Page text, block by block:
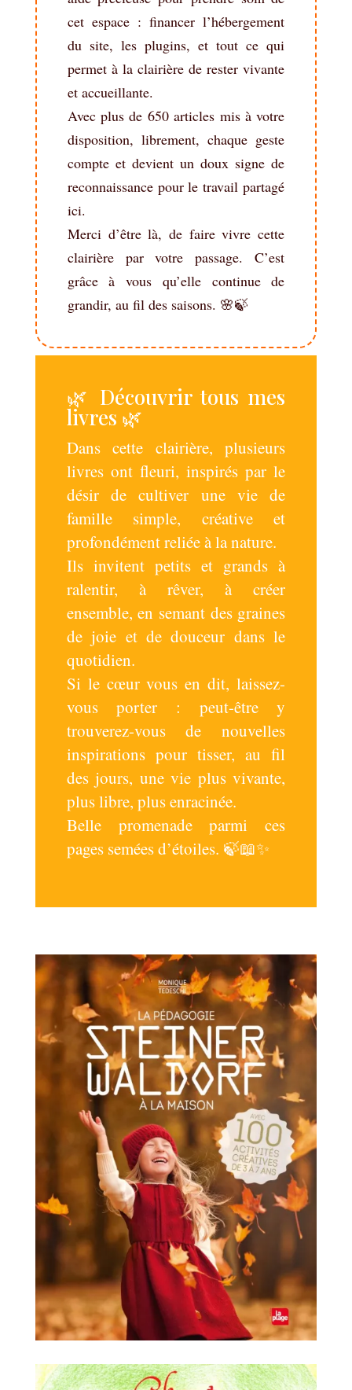
cet espace : financer l’hébergement
du site, les plugins, et tout ce qui
permet à la clairière de rester vivante
et accueillante.
Avec plus de 650 articles mis à votre
disposition, librement, chaque geste
compte et devient un doux signe de
reconnaissance pour le travail partagé
ici.
Merci d’être là, de faire vivre cette
clairière par votre passage. C’est
grâce à vous qu’elle continue de
grandir, au fil des saisons. 🌸🍃
🌿 Découvrir tous mes
livres 🌿
Dans cette clairière, plusieurs
livres ont fleuri, inspirés par le
désir de cultiver une vie de
famille simple, créative et
profondément reliée à la nature.
Ils invitent petits et grands à
ralentir, à rêver, à créer
ensemble, en semant des graines
de joie et de douceur dans le
quotidien.
Si le cœur vous en dit, laissez-
vous porter : peut-être y
trouverez-vous de nouvelles
inspirations pour tisser, au fil
des jours, une vie plus vivante,
plus libre, plus enracinée.
Belle promenade parmi ces
pages semées d’étoiles. 🍃📖✨